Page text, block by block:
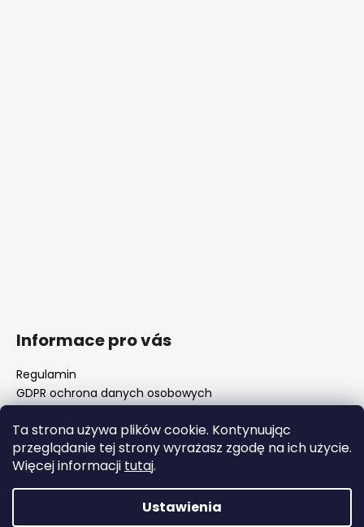
Ta strona używa plików cookie. Kontynuując
przeglądanie tej strony wyrażasz zgodę na ich użycie.
Więcej informacji tutaj.
Ustawienia
Informace pro vás
Regulamin
GDPR ochrona danych osobowych
FAQ - częste pytania
Surówki luf i rozwiertaki komorowe
Ważne zmiany legislacyjne od 1 stycznia 2026 r.